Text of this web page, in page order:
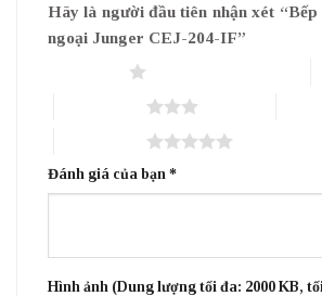
Hãy là người đầu tiên nhận xét
ngoại Junger CEJ-204-IF”
Đánh giá của bạn *
Hình ảnh (Dung lượng tối đa: 2000 KB,